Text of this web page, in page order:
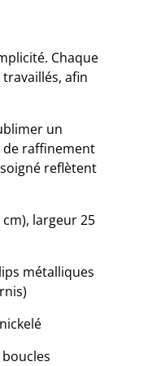
Chaque
afin
un
raffinement
reflètent
largeur 25
métalliques